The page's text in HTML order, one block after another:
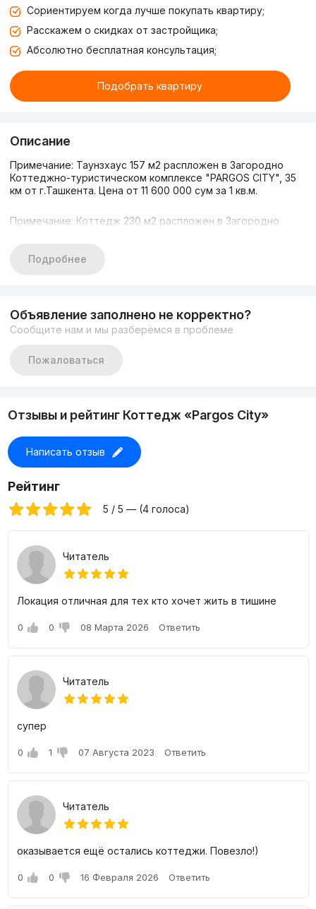
Сориентируем когда лучше покупать квартиру;
Расскажем о скидках от застройщика;
Абсолютно бесплатная консультация;
Подобрать квартиру
Описание
Примечание: Таунзхаус 157 м2 распложен в Загородно
Коттеджно-туристическом комплексе "PARGOS CITY", 35
км от г.Ташкента. Цена от 11 600 000 сум за 1 кв.м.
Примечание: Коттедж 230 м2 распложен в Загородно
Примечание: Коттедж 300 м2 распложен в Загородно
км от г.Ташкента. Цена от
Подробнее
Объявление заполнено не корректно?
Сообщите нам и мы разберёмся в проблеме
Пожаловаться
Отзывы и рейтинг Коттедж «Pargos City»
Написать отзыв
Рейтинг
5 / 5 — (4 голоса)
Читатель
Локация отличная для тех кто хочет жить в тишине
0 0 08 Марта 2026 Ответить
Читатель
супер
0 1 07 Августа 2023 Ответить
Читатель
оказывается ещё остались коттеджи. Повезло!)
0 0 16 Февраля 2026 Ответить